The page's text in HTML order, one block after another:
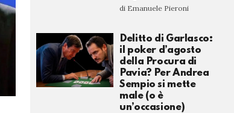
di Emanuele Pieroni
Delitto di Garlasco:
il poker d’agosto
della Procura di
Pavia? Per Andrea
Sempio si mette
male (o è
un’occasione)